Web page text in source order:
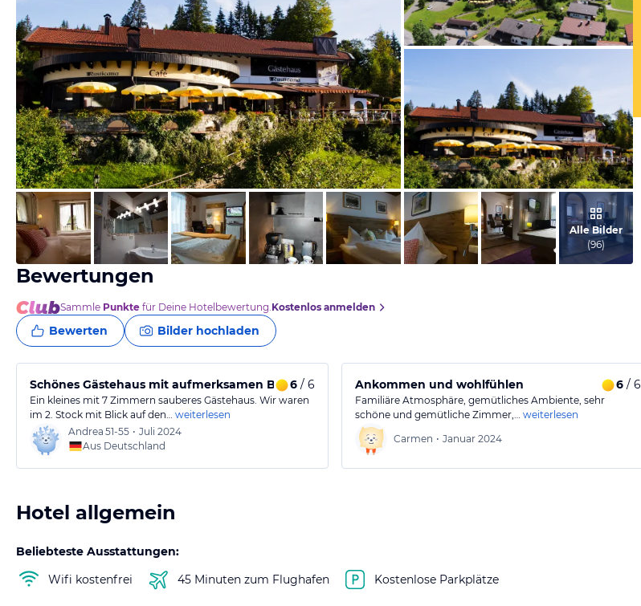
vom Hotelier, September 2017
vom Hotelier, Januar 2016
vom Hotelier, September 2017Alle Bilder
(96)
Bewertungen
Sammle Punkte für Deine Hotelbewertung.Kostenlos anmelden
Bewerten Bilder hochladen
Schönes Gästehaus mit aufmerksamen Besitzern
6 / 6
Ein kleines mit 7 Zimmern sauberes Gästehaus. Wir waren
im 2. Stock mit Blick auf den… weiterlesen
Andrea 51-55 • Juli 2024
Aus Deutschland
Ankommen und wohlfühlen 6/ 6
Familiäre Atmosphäre, gemütliches Ambiente, sehr
schöne und gemütliche Zimmer,… weiterlesen
Carmen • Januar 2024
Hotel allgemein
Beliebteste Ausstattungen:
Wifi kostenfrei
45 Minuten zum Flughafen Kostenlose Parkplätze